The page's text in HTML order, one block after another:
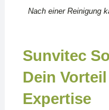
Nach einer Reinigung
Sunvitec
Dein
Expertise